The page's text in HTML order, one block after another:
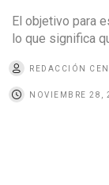
El objetivo para
lo que significa
REDACCIÓN
NOVIEMBRE 28,